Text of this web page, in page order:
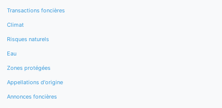
Transactions foncières
Climat
Risques naturels
Eau
Zones protégées
Appellations d'origine
Annonces foncières